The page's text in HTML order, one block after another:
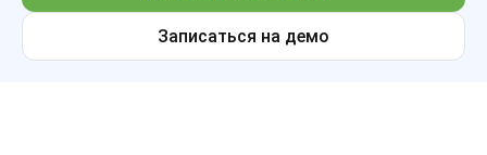
Записаться на демо